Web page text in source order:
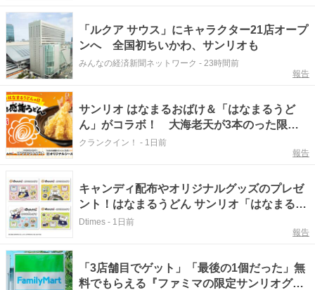
「ルクア サウス」にキャラクター21店オープ
ンへ 全国初ちいかわ、サンリオも
みんなの経済新聞ネットワーク - 23時間前
報告
サンリオ はなまるおばけ＆「はなまるうど
ん」がコラボ！ 大海老天が3本のった限定
メニューが特別価格でお得
クランクイン！ - 1日前
報告
キャンディ配布やオリジナルグッズのプレゼ
ント！はなまるうどん サンリオ「はなまるお
ばけ」コラボ夏休み企画
Dtimes - 1日前
報告
「3店舗目でゲット」「最後の1個だった」無
料でもらえる『ファミマの限定サンリオグッ